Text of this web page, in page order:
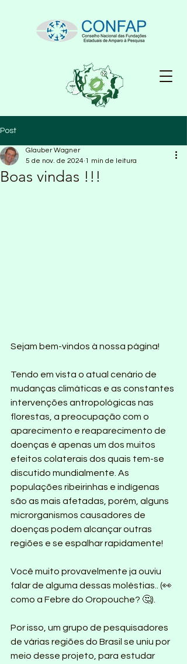
Post
Boas vindas !!!
Glauber Wagner
5 de nov. de 2024 1 min de leitura
Sejam bem-vindos à nossa página!
Tendo em vista o atual cenário de
mudanças climáticas e as constantes
intervenções antropológicas nas
florestas, a preocupação com o
aparecimento e reaparecimento de
doenças é apenas um dos muitos
efeitos colaterais dos quais tem-se
discutido mundialmente. As
populações ribeirinhas e indígenas
são as mais afetadas, porém, alguns
microrganismos causadores de
doenças podem alcançar outras
regiões e se espalhar rapidamente!
Você muito provavelmente ja ouviu
falar de alguma dessas moléstias.. (👀
como a Febre do Oropouche? 🤔).
Por isso, um grupo de pesquisadores
de várias regiões do Brasil se uniu por
meio desse projeto, para estudar